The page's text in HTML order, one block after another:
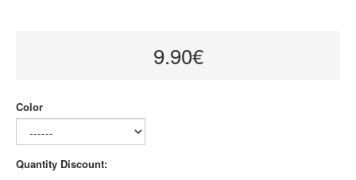
9.90€
Color
Quantity Discount: